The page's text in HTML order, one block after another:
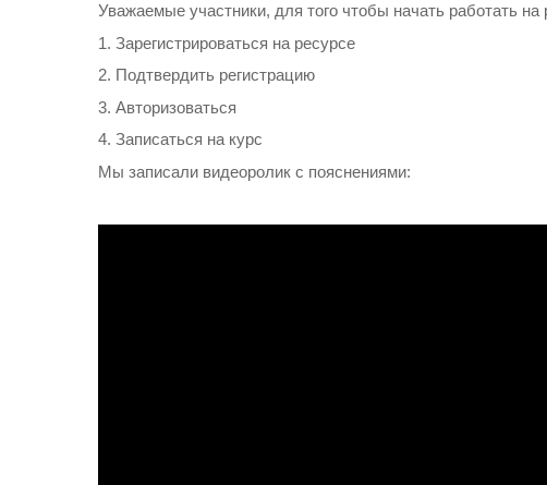
Уважаемые участники, для того чтобы начать работать
1. Зарегистрироваться на ресурсе
2. Подтвердить регистрацию
3. Авторизоваться
4. Записаться на курс
Мы записали видеоролик с пояснениями: